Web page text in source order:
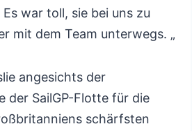
war toll, sie bei uns zu
mit dem Team unterwegs. „
angesichts der
der SailGP-Flotte für die
schärfsten